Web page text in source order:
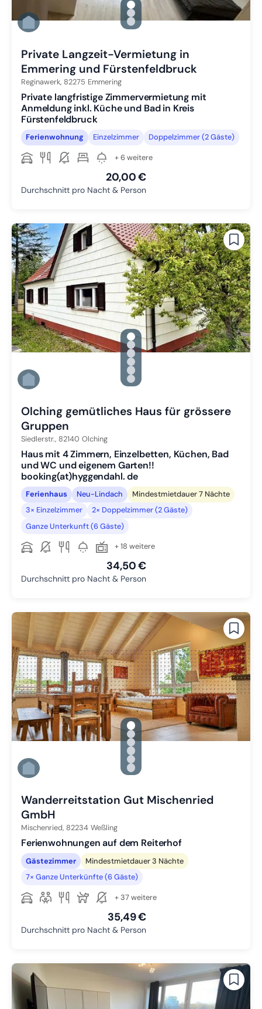
gallery.slide_selector
Zu Slide 1 wechseln
Zu Slide 2 wechseln
Zu Slide 3 wechseln
Private Langzeit-Vermietung in
Emmering und Fürstenfeldbruck
Reginawerk, 82275 Emmering
Private langfristige Zimmervermietung mit
Anmeldung inkl. Küche und Bad in Kreis
Fürstenfeldbruck
Ferienwohnung Einzelzimmer Doppelzimmer (2 Gäste)
+ 6 weitere
20,00 €
Durchschnitt pro Nacht & Person
gallery.slide_selector
Zu Slide 1 wechseln
Zu Slide 2 wechseln
Zu Slide 3 wechseln
Zu Slide 4 wechseln
Zu Slide 5 wechseln
Zu Slide 6 wechseln
Olching gemütliches Haus für grössere
Gruppen
Siedlerstr., 82140 Olching
Haus mit 4 Zimmern, Einzelbetten, Küchen, Bad
und WC und eigenem Garten!!
booking(at)hyggendahl. de
Ferienhaus Neu-Lindach
Mindestmietdauer 7 Nächte
3× Einzelzimmer
2× Doppelzimmer (2 Gäste)
Ganze Unterkunft (6 Gäste)
+ 18 weitere
34,50 €
Durchschnitt pro Nacht & Person
gallery.slide_selector
Zu Slide 1 wechseln
Zu Slide 2 wechseln
Zu Slide 3 wechseln
Zu Slide 4 wechseln
Zu Slide 5 wechseln
Zu Slide 6 wechseln
Wanderreitstation Gut Mischenried
GmbH
Mischenried, 82234 Weßling
Ferienwohnungen auf dem Reiterhof
Gästezimmer
Mindestmietdauer 3 Nächte
7× Ganze Unterkünfte (6 Gäste)
+ 37 weitere
35,49 €
Durchschnitt pro Nacht & Person